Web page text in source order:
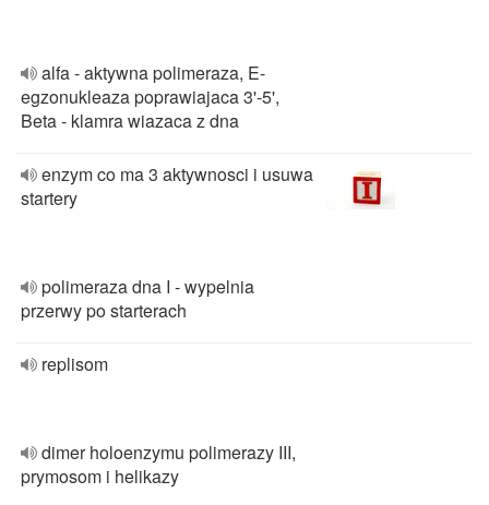
alfa - aktywna polimeraza, E-
egzonukleaza poprawiajaca 3'-5',
Beta - klamra wiazaca z dna
enzym co ma 3 aktywnosci i usuwa
startery
polimeraza dna I - wypelnia
przerwy po starterach
replisom
dimer holoenzymu polimerazy III,
prymosom i helikazy